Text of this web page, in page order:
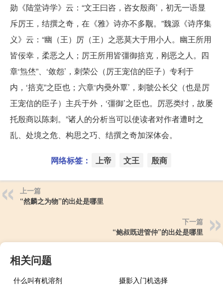
勋《陆堂诗学》云：“文王曰咨，咨女殷商’，初无一语显
斥厉王，结撰之奇，在《雅》诗亦不多觏。”魏源《诗序集
义》云：“幽（王）厉（王）之恶莫大于用小人。幽王所用
皆佞幸，柔恶之人；厉王所用皆彊御掊克，刚恶之人。四
章‘炰烋”、‘敛怨’，刺荣公（厉王宠信的臣子）专利于
内，‘掊克”之臣也；六章‘内奰外覃’，刺虢公长父（也是厉
王宠信的臣子）主兵于外，‘彊御’之臣也。厉恶类纣，故屡
托殷商以陈刺。”诸人的分析当可以使读者对作者遭时之
乱、处境之危、构思之巧、结撰之奇加深体会。
网络标签： 上帝 文王 殷商
上一篇
“然麟之为物”的出处是哪里
下一篇
“鲍叔既进管仲”的出处是哪里
相关问题
什么叫有机溶剂
摄影入门机选择